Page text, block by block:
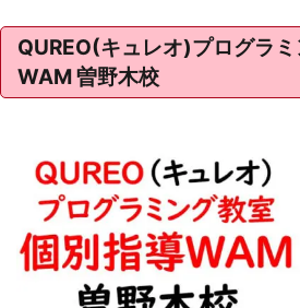
QUREO(キュレオ)プログラ
WAM 曽野木校